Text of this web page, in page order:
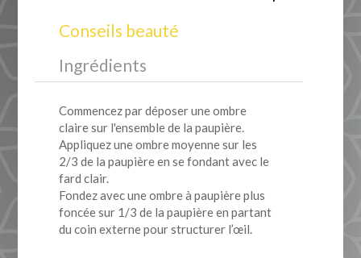
Conseils beauté
Ingrédients
Commencez par déposer une ombre
claire sur l'ensemble de la paupière.
Appliquez une ombre moyenne sur les
2/3 de la paupière en se fondant avec le
fard clair.
Fondez avec une ombre à paupière plus
foncée sur 1/3 de la paupière en partant
du coin externe pour structurer l’œil.